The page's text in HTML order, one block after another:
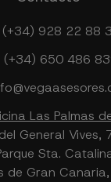
(+34) 928 22 88
(+34) 650 486
Las Palmas
General Vives,
Sta.
de Gran